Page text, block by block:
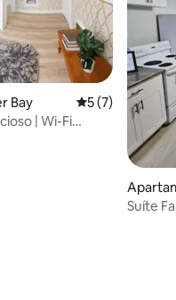
Bay 5 de uma
5 (7)
| Wi-Fi
Suíte